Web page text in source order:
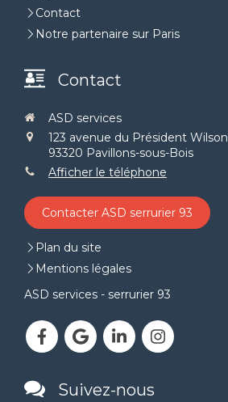
Contact
Notre partenaire sur Paris
Contact
ASD services
123 avenue du Président Wilson
93320 Pavillons-sous-Bois
Afficher le téléphone
Contacter ASD serrurier 93
Plan du site
Mentions légales
ASD services - serrurier 93
Suivez-nous